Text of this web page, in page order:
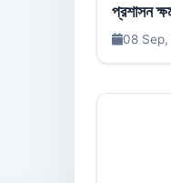
প্রশাসন
08